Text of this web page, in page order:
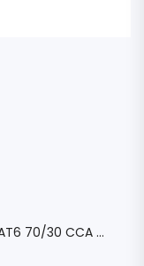
BOBINA DE CABLE UTP DAHUA 100MTS CAT6 70/30 CCA COBRE PARA INTERIOR CERTIFICACION CPR DH-PFM922I-6UN-C100